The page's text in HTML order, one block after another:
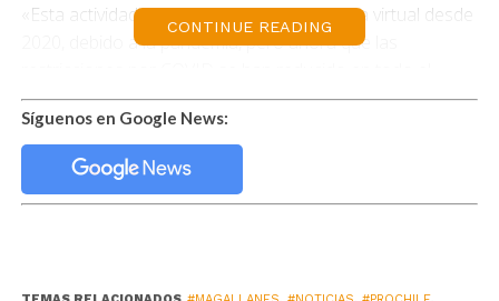
«Esta actividad se ha desarrollado en forma virtual desde
2020, debido a la pandemia, pero ahora que las
mundo, tomamos la decisión de traer a los importadores
a que visitaran presencialmente nuestra región, que
pudieran encontrarse cara a cara con los empresarios
chilenos, conocer de primera fuente la oferta de
pescados y mariscos de la zona austral, los procesos
CONTINUE READING
Síguenos en Google News: